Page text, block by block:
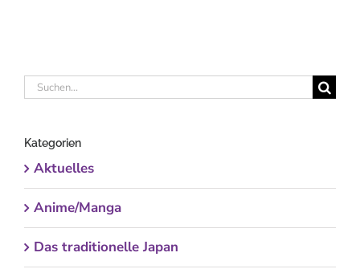
Suche
Kategorien
Aktuelles
Anime/Manga
Das traditionelle Japan